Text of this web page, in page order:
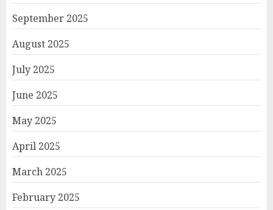
September 2025
August 2025
July 2025
June 2025
May 2025
April 2025
March 2025
February 2025